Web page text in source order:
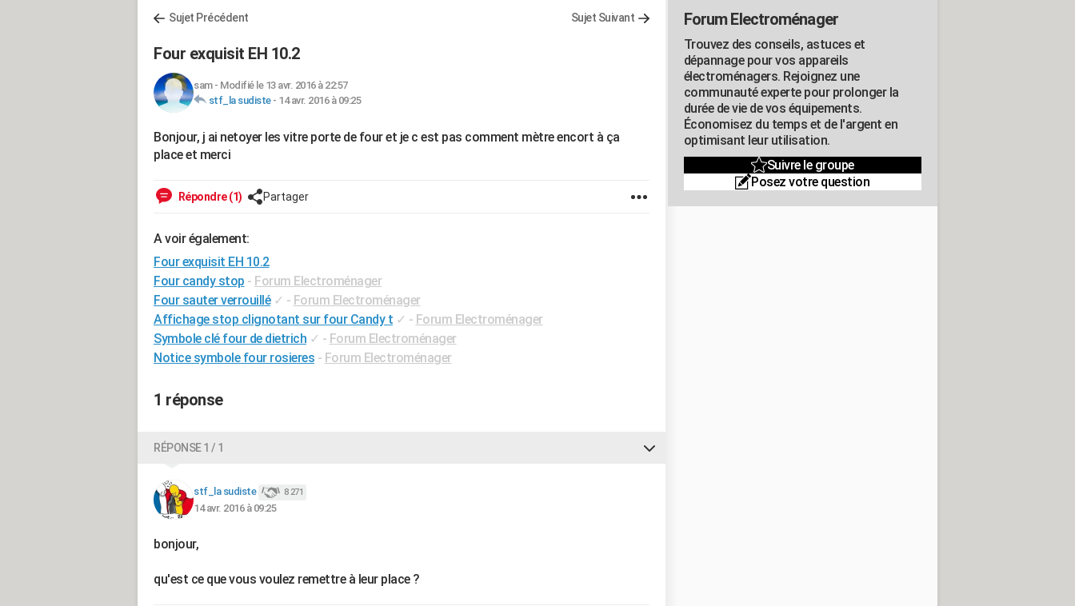
Sujet Précédent Sujet Suivant
Four exquisit EH 10.2
sam- Modifié le 13 avr. 2016 à 22:57
stf_la sudiste- 14 avr. 2016 à 09:25
Bonjour, j ai netoyer les vitre porte de four et je c est pas comment mètre encort à ça
place et merci
Répondre (1) Partager
A voir également:
Four exquisit EH 10.2
Four candy stop - Forum Electroménager
Four sauter verrouillé ✓ - Forum Electroménager
Affichage stop clignotant sur four Candy t ✓ - Forum Electroménager
Symbole clé four de dietrich ✓ - Forum Electroménager
Notice symbole four rosieres - Forum Electroménager
1 réponse
RÉPONSE 1 / 1
stf_la sudiste 8 271
14 avr. 2016 à 09:25
bonjour,
qu'est ce que vous voulez remettre à leur place ?
Forum Electroménager
Trouvez des conseils, astuces et
dépannage pour vos appareils
électroménagers. Rejoignez une
communauté experte pour prolonger la
durée de vie de vos équipements.
Économisez du temps et de l'argent en
optimisant leur utilisation.
Suivre le groupe
Posez votre question